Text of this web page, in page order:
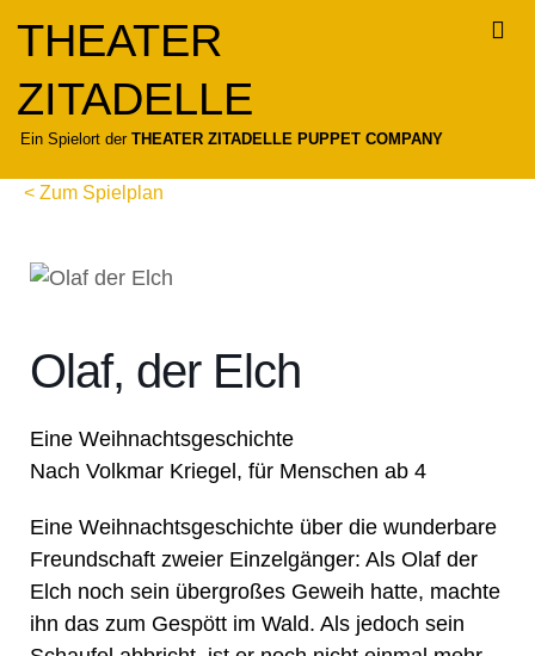
springen
THEATER
ZITADELLE
Ein Spielort derTHEATER ZITADELLE PUPPET COMPANY
< Zum Spielplan
Olaf, der Elch
Eine Weihnachtsgeschichte
Nach Volkmar Kriegel, für Menschen ab 4
Eine Weihnachtsgeschichte über die wunderbare
Freundschaft zweier Einzelgänger: Als Olaf der
Elch noch sein übergroßes Geweih hatte, machte
ihn das zum Gespött im Wald. Als jedoch sein